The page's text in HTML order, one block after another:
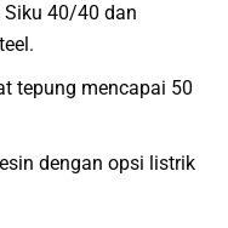
Siku 40/40 dan
tepung mencapai 50
dengan opsi listrik